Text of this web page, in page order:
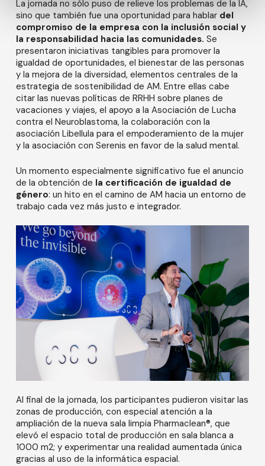
La jornada no sólo puso de relieve los problemas de la IA,
sino que también fue una oportunidad para hablar del
compromiso de la empresa con la inclusión social y
la responsabilidad hacia las comunidades. Se
presentaron iniciativas tangibles para promover la
igualdad de oportunidades, el bienestar de las personas
y la mejora de la diversidad, elementos centrales de la
estrategia de sostenibilidad de AM. Entre ellas cabe
citar las nuevas políticas de RRHH sobre planes de
vacaciones y viajes, el apoyo a la Asociación de Lucha
contra el Neuroblastoma, la colaboración con la
asociación Libellula para el empoderamiento de la mujer
y la asociación con Serenis en favor de la salud mental.
Un momento especialmente significativo fue el anuncio
de la obtención de la certificación de igualdad de
género: un hito en el camino de AM hacia un entorno de
trabajo cada vez más justo e integrador.
Al final de la jornada, los participantes pudieron visitar las
zonas de producción, con especial atención a la
ampliación de la nueva sala limpia Pharmaclean®, que
elevó el espacio total de producción en sala blanca a
1000 m2; y experimentar una realidad aumentada única
gracias al uso de la informática espacial.